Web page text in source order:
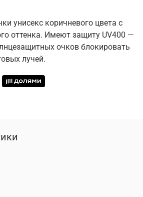
унисекс коричневого цвета с
оттенка. Имеют защиту UV400 —
очков блокировать
лучей.